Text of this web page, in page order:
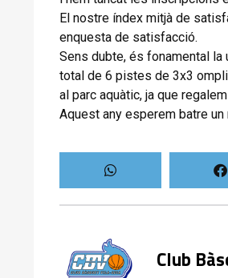
El nostre índex mitjà de
enquesta de satisfacció.
Sens dubte, és fonamental la
total de 6 pistes de 3x3
al parc aquàtic, ja que regalem
Aquest any esperem batre un
Club